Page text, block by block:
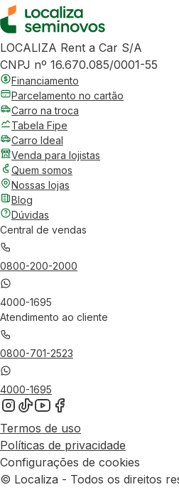
LOCALIZA Rent a Car S/A
CNPJ nº 16.670.085/0001-55
Financiamento
Parcelamento no cartão
Carro na troca
Tabela Fipe
Carro Ideal
Venda para lojistas
Quem somos
Nossas lojas
Blog
Dúvidas
Central de vendas
0800-200-2000
4000-1695
Atendimento ao cliente
0800-701-2523
4000-1695
Termos de uso
Políticas de privacidade
Configurações de cookies
© Localiza - Todos os direitos